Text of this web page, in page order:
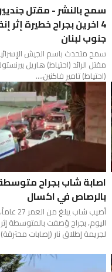
سمح بالنشر - مقتل
4 اخرين بجراح خطيرة إثر
جنوب لبنان
سمح متحدث باسم الجيش
مقتل الرائد (احتياط) هاريل
(احتياط) تامير فاكنين،...
اصابة شاب بجراح
بالرصاص في اكسال
أصيب شاب
اليوم، بجراح وُصفت بالمتوسطة
لجريمة إطلاق نار (إصابات